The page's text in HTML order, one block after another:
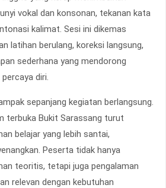
vokal dan konsonan, tekanan kata
kalimat. Sesi ini dikemas
latihan berulang, koreksi langsung,
sederhana yang mendorong
diri.
sepanjang kegiatan berlangsung.
terbuka Bukit Sarassang turut
belajar yang lebih santai,
Peserta tidak hanya
teoritis, tetapi juga pengalaman
relevan dengan kebutuhan